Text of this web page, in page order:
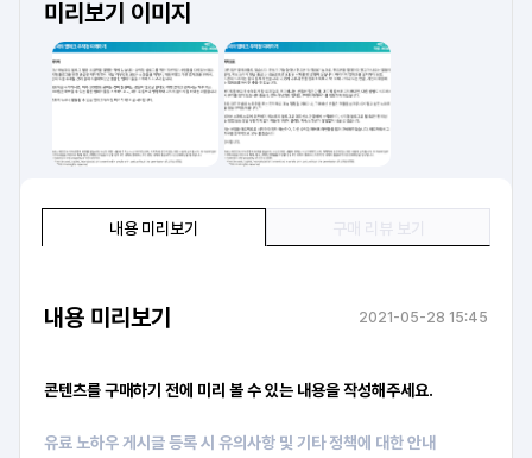
내용 미리보기
내용 미리보기 2021-05-28 15:45
콘텐츠를 구매하기 전에 미리 볼 수 있는 내용을 작성해주세요.
유료 노하우 게시글 등록 시 유의사항 및 기타 정책에 대한 안내
미리보기 이미지